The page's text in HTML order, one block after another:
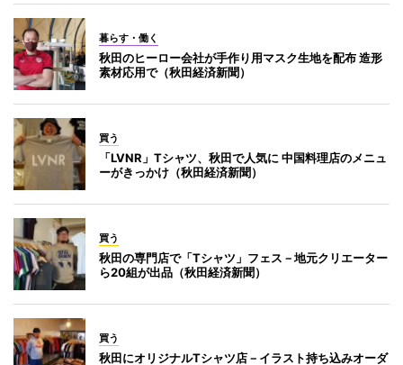
暮らす・働く
秋田のヒーロー会社が手作り用マスク生地を配布 造形
素材応用で（秋田経済新聞）
買う
「LVNR」Tシャツ、秋田で人気に 中国料理店のメニュ
ーがきっかけ（秋田経済新聞）
買う
秋田の専門店で「Tシャツ」フェス－地元クリエーター
ら20組が出品（秋田経済新聞）
買う
秋田にオリジナルTシャツ店－イラスト持ち込みオーダ